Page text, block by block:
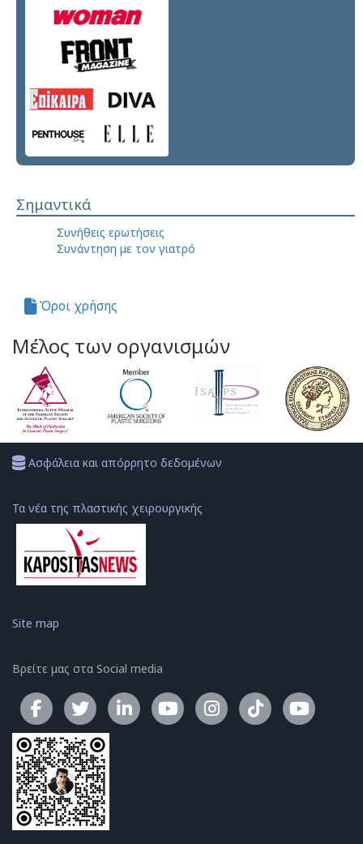
Σημαντικά
Συνήθεις ερωτήσεις
Συνάντηση με τον γιατρό
Όροι χρήσης
Μέλος των οργανισμών
Ασφάλεια και απόρρητο δεδομένων
Τα νέα της πλαστικής χειρουργικής
Site map
Βρείτε μας στα Social media